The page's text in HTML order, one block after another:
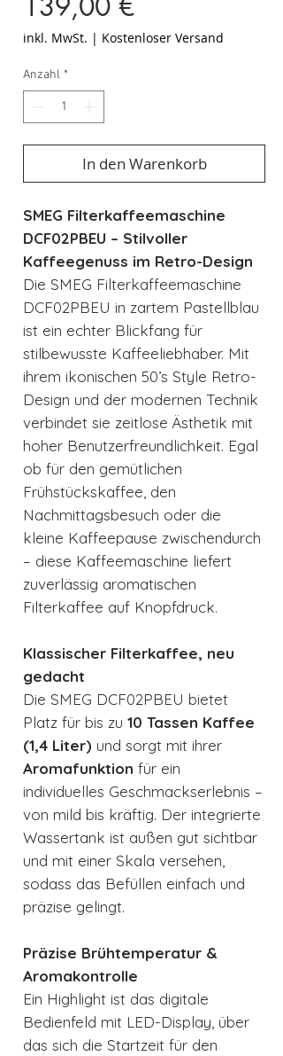
inkl. MwSt. | Kostenloser Versand
Anzahl *
In den Warenkorb
SMEG Filterkaffeemaschine
DCF02PBEU – Stilvoller
Kaffeegenuss im Retro-Design
Die SMEG Filterkaffeemaschine
DCF02PBEU in zartem Pastellblau
ist ein echter Blickfang für
stilbewusste Kaffeeliebhaber. Mit
ihrem ikonischen 50’s Style Retro-
Design und der modernen Technik
verbindet sie zeitlose Ästhetik mit
hoher Benutzerfreundlichkeit. Egal
ob für den gemütlichen
Frühstückskaffee, den
Nachmittagsbesuch oder die
kleine Kaffeepause zwischendurch
– diese Kaffeemaschine liefert
zuverlässig aromatischen
Filterkaffee auf Knopfdruck.
Klassischer Filterkaffee, neu
gedacht
Die SMEG DCF02PBEU bietet
Platz für bis zu 10 Tassen Kaffee
(1,4 Liter) und sorgt mit ihrer
Aromafunktion für ein
individuelles Geschmackserlebnis –
von mild bis kräftig. Der integrierte
Wassertank ist außen gut sichtbar
und mit einer Skala versehen,
sodass das Befüllen einfach und
präzise gelingt.
Präzise Brühtemperatur &
Aromakontrolle
Ein Highlight ist das digitale
Bedienfeld mit LED-Display, über
das sich die Startzeit für den